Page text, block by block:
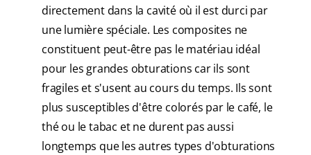
directement dans la cavité où il est durci par
une lumière spéciale. Les composites ne
constituent peut-être pas le matériau idéal
pour les grandes obturations car ils sont
fragiles et s'usent au cours du temps. Ils sont
plus susceptibles d'être colorés par le café, le
thé ou le tabac et ne durent pas aussi
longtemps que les autres types d'obturations